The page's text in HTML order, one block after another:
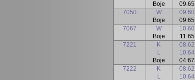
Boje
09.65
7050
W
Boje
09.60
09.65
7067
W
Boje
10.60
11.65
7221
K
L
Boje
08.62
10.64
04.67
7222
K
L
08.62
10.64